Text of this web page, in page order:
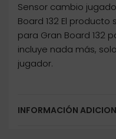
Sensor cambio
Board 132 El
para Gran Board 132
incluye nada más,
jugador.
INFORMACIÓN